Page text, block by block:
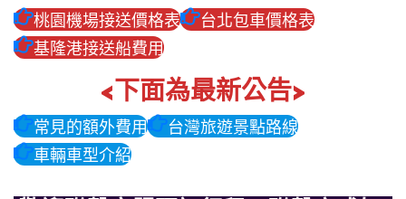
桃園機場接送價格表
台北包車價格表
基隆港接送船費用
<下面為最新公告>
常見的額外費用
台灣旅遊景點路線
車輛車型介紹